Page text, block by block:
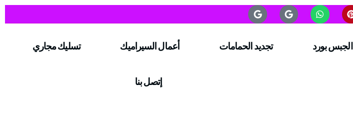
الجبس بورد تجديد الحمامات أعمال السيراميك تسليك مجاري
إتصل بنا